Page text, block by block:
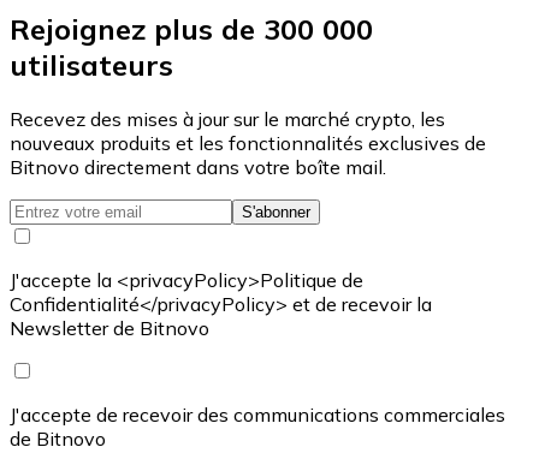
Rejoignez plus de 300 000
utilisateurs
Recevez des mises à jour sur le marché crypto, les
nouveaux produits et les fonctionnalités exclusives de
Bitnovo directement dans votre boîte mail.
S'abonner
J'accepte la <privacyPolicy>Politique de
Confidentialité</privacyPolicy> et de recevoir la
Newsletter de Bitnovo
J'accepte de recevoir des communications commerciales
de Bitnovo